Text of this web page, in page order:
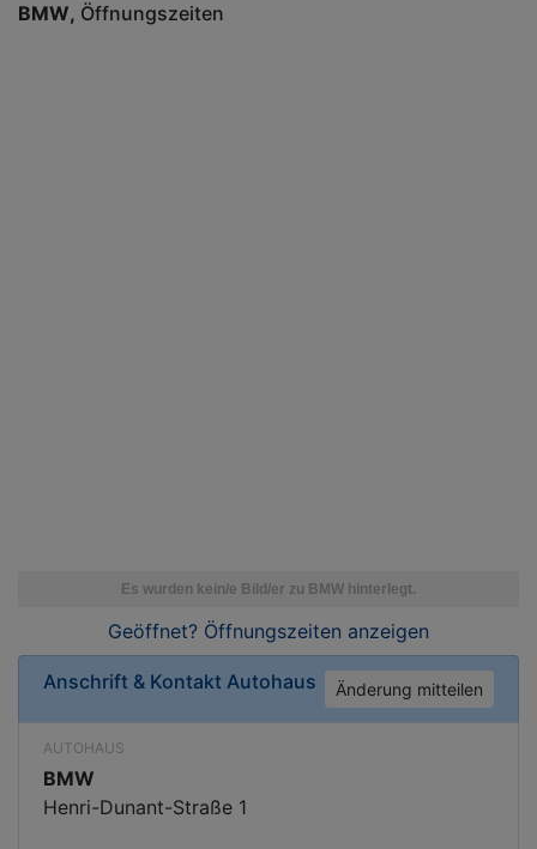
BMW Öffnungszeiten
Geöffnet? Öffnungszeiten anzeigen
Anschrift & Kontakt Autohaus Änderung mitteilen
AUTOHAUS
BMW
Henri-Dunant-Straße 1